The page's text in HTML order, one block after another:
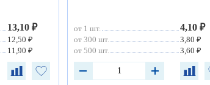
13,10 ₽
12,50 ₽
11,90 ₽
от 1 шт. 4,10 ₽
от 300 шт.
3,80 ₽
от 500 шт.
3,60 ₽